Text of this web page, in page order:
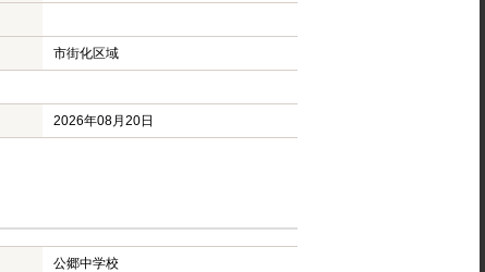
市街化区域
2026年08月20日
公郷中学校